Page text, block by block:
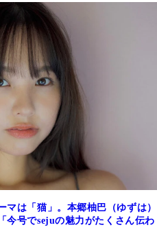
マは「猫」。本郷柚巴（ゆずは）
今号でsejuの魅力がたくさん伝わ